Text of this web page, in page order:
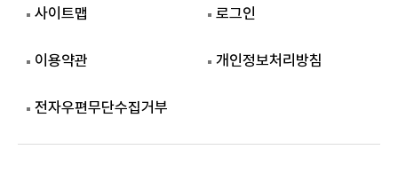
사이트맵 로그인
이용약관 개인정보처리방침
전자우편무단수집거부